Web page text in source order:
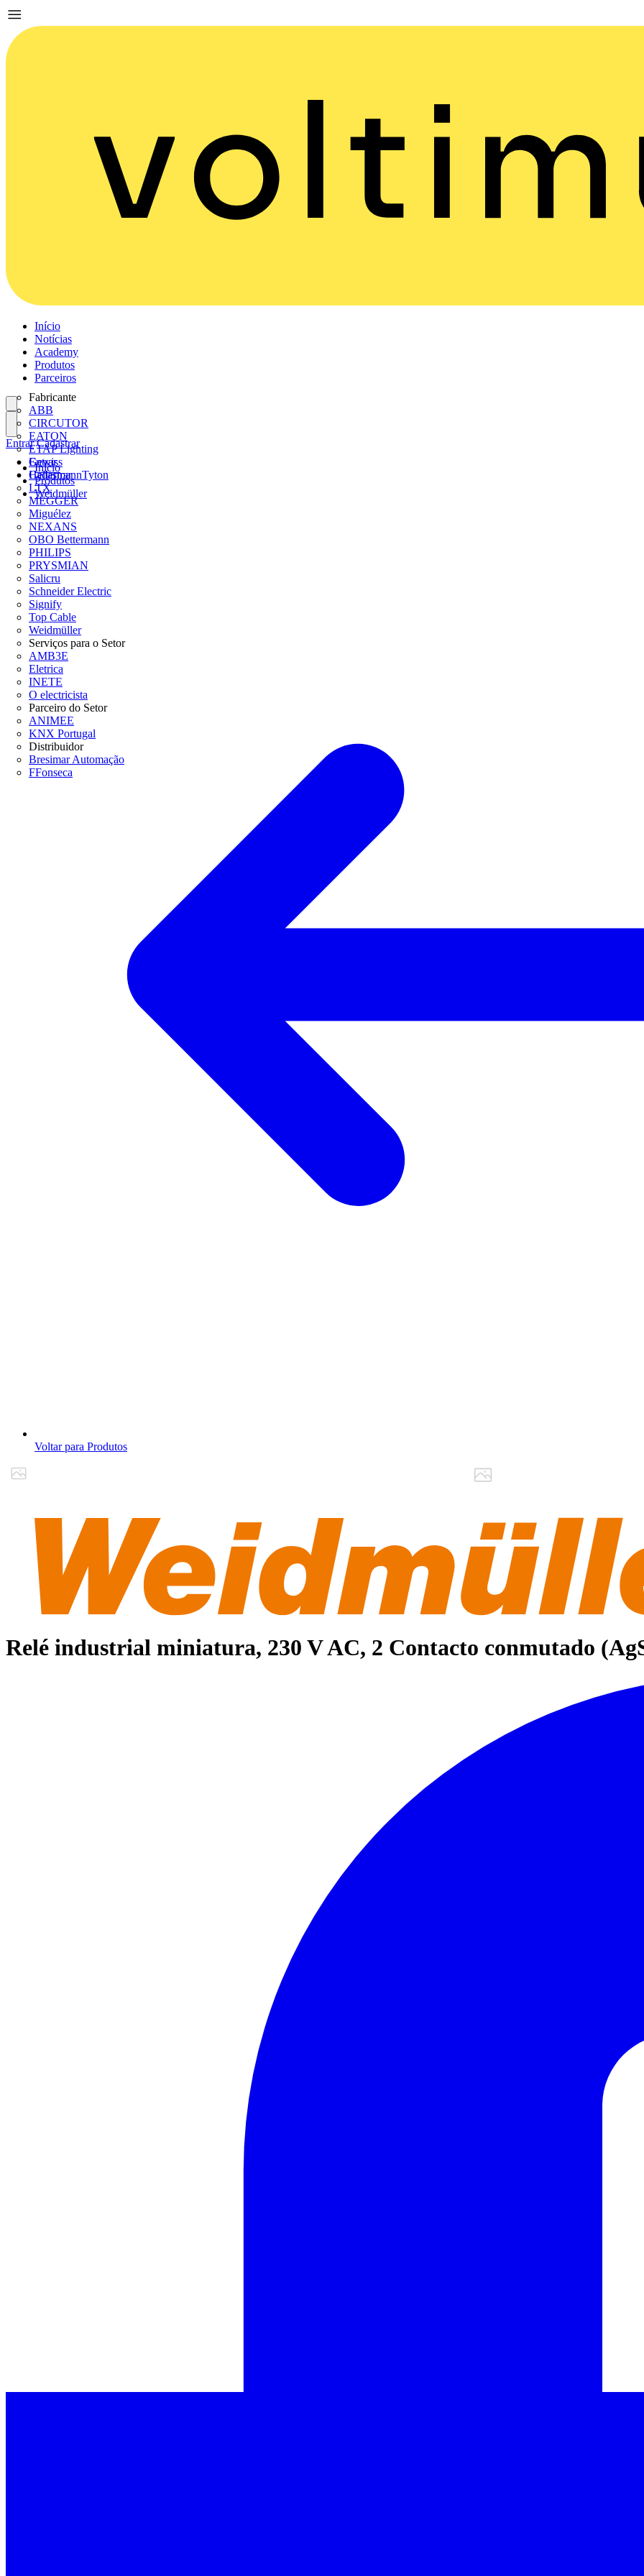
Início
Notícias
Academy
Produtos
Parceiros
Fabricante
ABB
CIRCUTOR
EATON
ETAP Lighting
Gewiss
HellermannTyton
LTX
MEGGER
Miguélez
NEXANS
OBO Bettermann
PHILIPS
PRYSMIAN
Salicru
Schneider Electric
Signify
Top Cable
Weidmüller
Serviços para o Setor
AMB3E
Eletrica
INETE
O electricista
Parceiro do Setor
ANIMEE
KNX Portugal
Distribuidor
Bresimar Automação
FFonseca
Entrar
Cadastrar
Entrar Cadastrar
Início
Produtos
Weidmüller
Voltar para Produtos
Relé industrial miniatura, 230 V AC, 2 Contacto conmutado